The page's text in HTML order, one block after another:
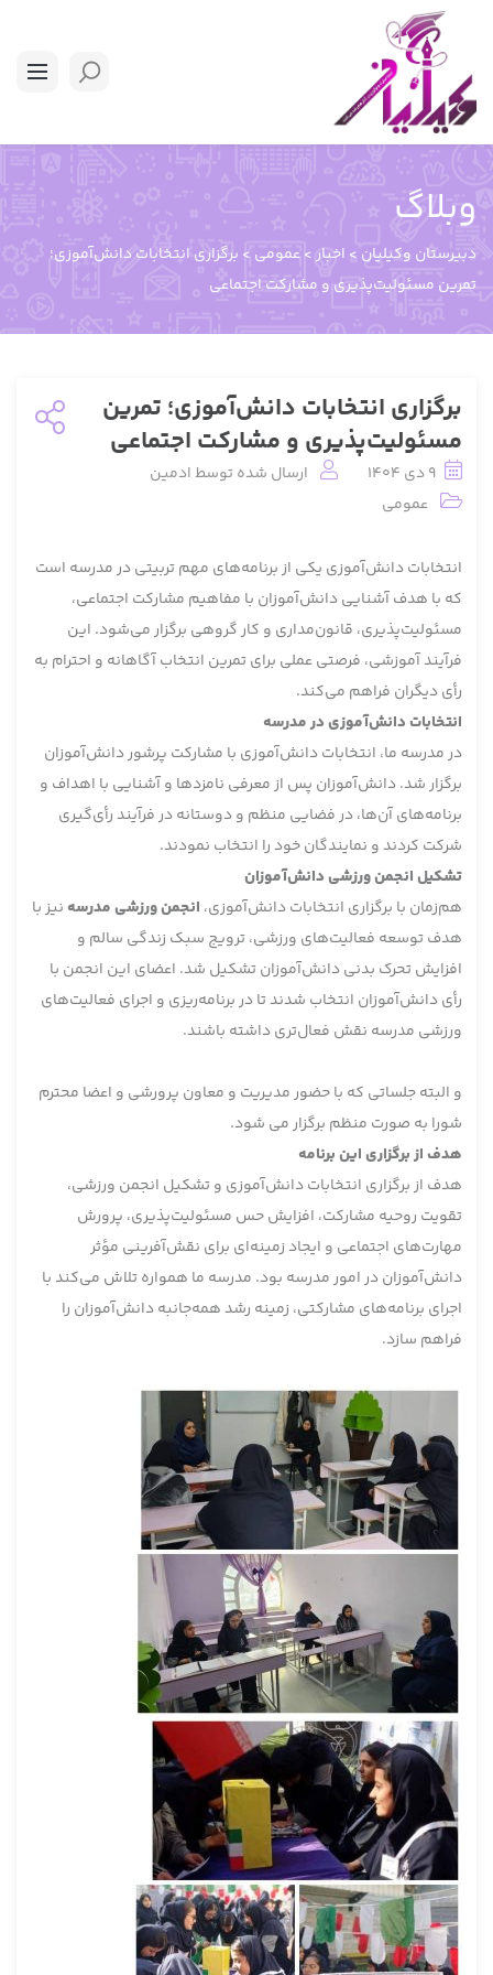
وبلاگ
دبیرستان وکیلیان > اخبار>عمومی > برگزاری انتخابات دانش‌آموزی؛
تمرین مسئولیت‌پذیری و مشارکت اجتماعی
برگزاری انتخابات دانش‌آموزی؛ تمرین
مسئولیت‌پذیری و مشارکت اجتماعی
9 دی 1404 ارسال شده توسط ادمین
عمومی
انتخابات دانش‌آموزی یکی از برنامه‌های مهم تربیتی در مدرسه است
که با هدف آشنایی دانش‌آموزان با مفاهیم مشارکت اجتماعی،
مسئولیت‌پذیری، قانون‌مداری و کار گروهی برگزار می‌شود. این
فرآیند آموزشی، فرصتی عملی برای تمرین انتخاب آگاهانه و احترام به
رأی دیگران فراهم می‌کند.
انتخابات دانش‌آموزی در مدرسه
در مدرسه ما، انتخابات دانش‌آموزی با مشارکت پرشور دانش‌آموزان
برگزار شد. دانش‌آموزان پس از معرفی نامزدها و آشنایی با اهداف و
برنامه‌های آن‌ها، در فضایی منظم و دوستانه در فرآیند رأی‌گیری
شرکت کردند و نمایندگان خود را انتخاب نمودند.
تشکیل انجمن ورزشی دانش‌آموزان
هم‌زمان با برگزاری انتخابات دانش‌آموزی، انجمن ورزشی مدرسه نیز با
هدف توسعه فعالیت‌های ورزشی، ترویج سبک زندگی سالم و
افزایش تحرک بدنی دانش‌آموزان تشکیل شد. اعضای این انجمن با
رأی دانش‌آموزان انتخاب شدند تا در برنامه‌ریزی و اجرای فعالیت‌های
ورزشی مدرسه نقش فعال‌تری داشته باشند.
و البته جلساتی که با حضور مدیریت و معاون پرورشی و اعضا محترم
شورا به صورت منظم برگزار می شود.
هدف از برگزاری این برنامه
هدف از برگزاری انتخابات دانش‌آموزی و تشکیل انجمن ورزشی،
تقویت روحیه مشارکت، افزایش حس مسئولیت‌پذیری، پرورش
مهارت‌های اجتماعی و ایجاد زمینه‌ای برای نقش‌آفرینی مؤثر
دانش‌آموزان در امور مدرسه بود. مدرسه ما همواره تلاش می‌کند با
اجرای برنامه‌های مشارکتی، زمینه رشد همه‌جانبه دانش‌آموزان را
فراهم سازد.